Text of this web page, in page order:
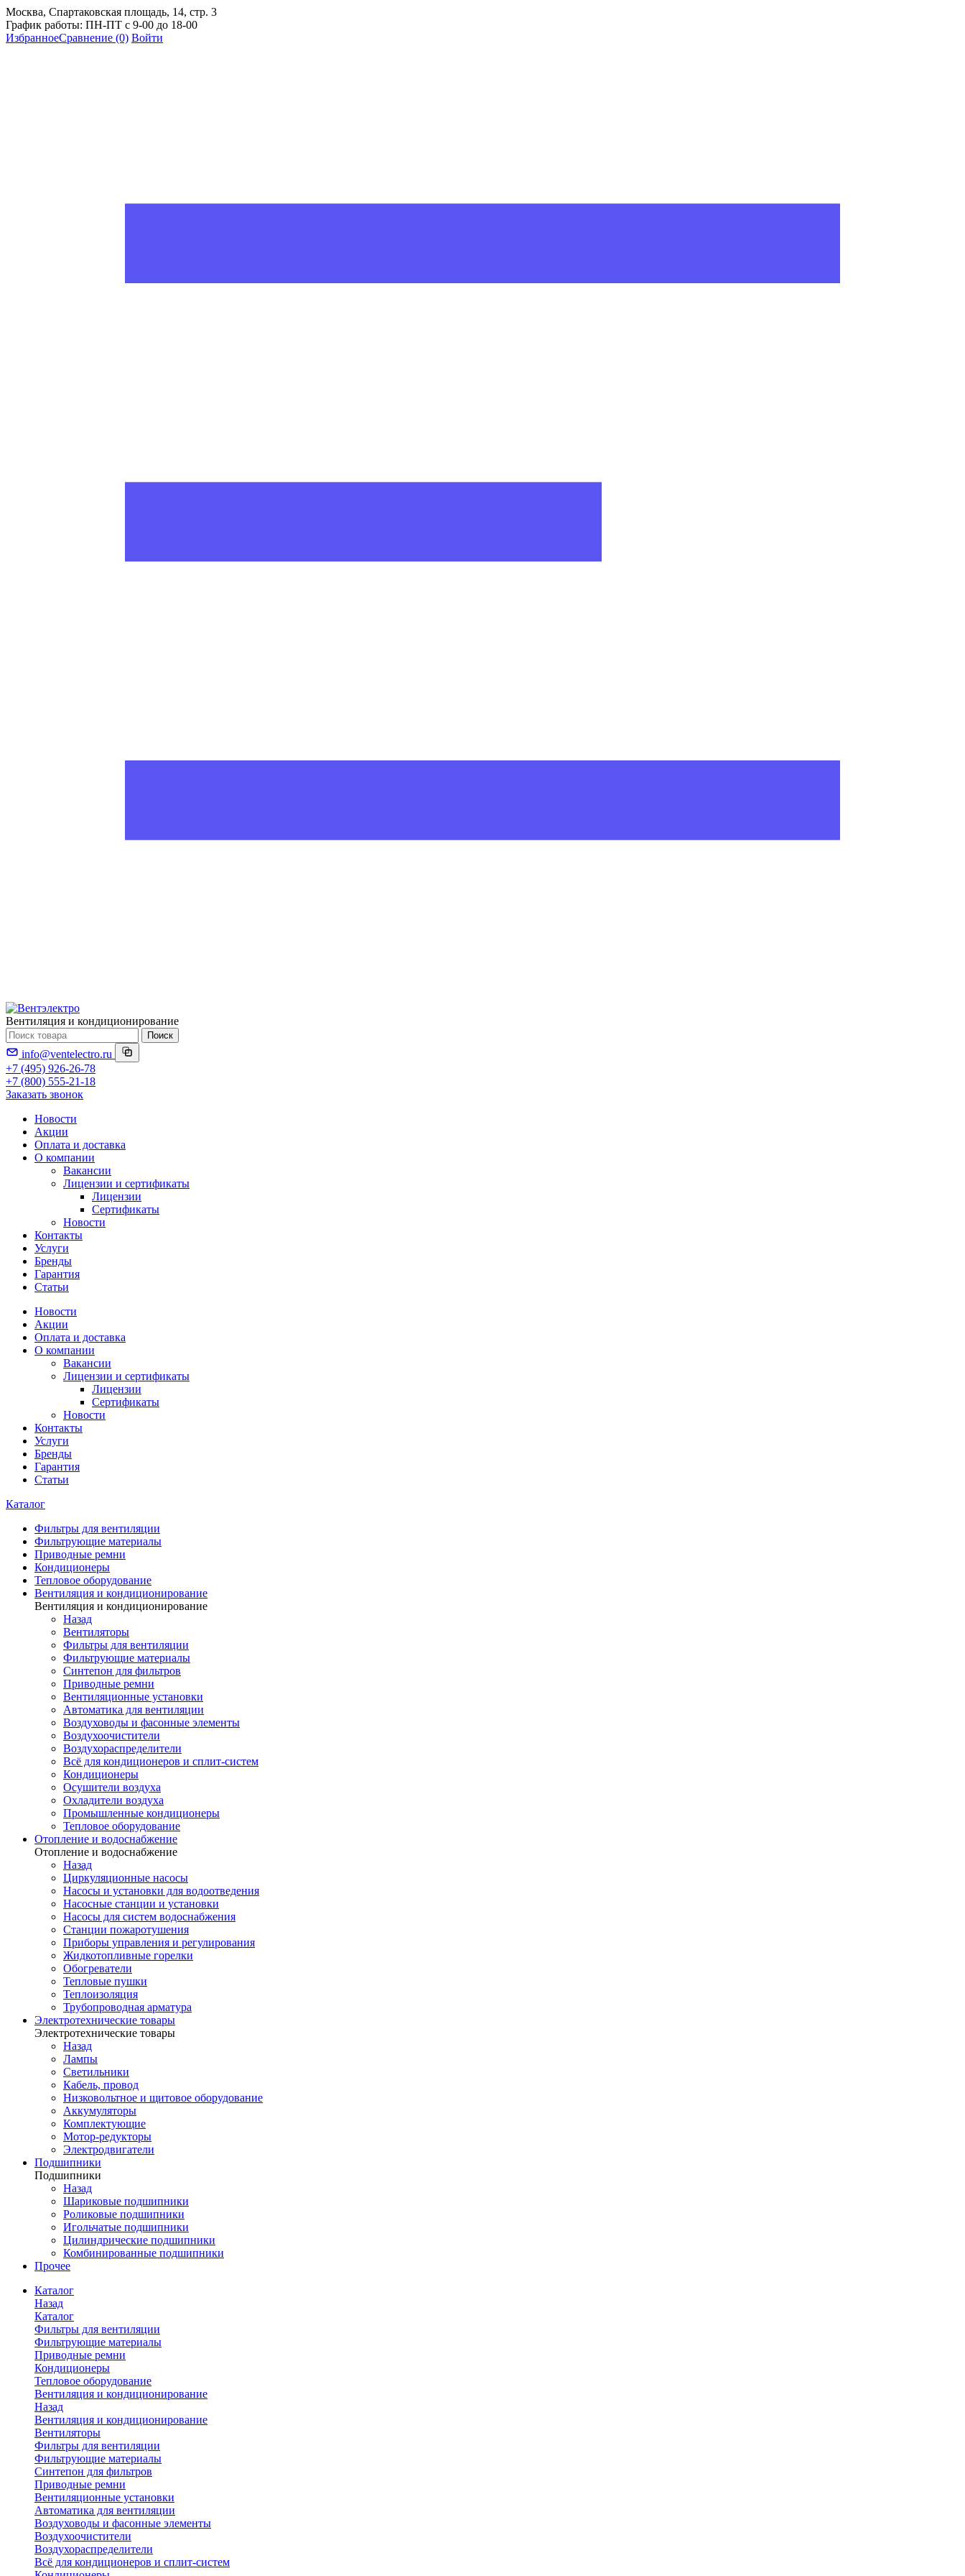
Москва, Спартаковская площадь, 14, стр. 3
График работы: ПН-ПТ с 9-00 до 18-00
ИзбранноеСравнение (0) Войти
Вентиляция и кондиционирование
Поиск
info@ventelectro.ru
+7 (495) 926-26-78
+7 (800) 555-21-18
Заказать звонок
Новости
Акции
Оплата и доставка
О компании
Вакансии
Лицензии и сертификаты
Лицензии
Сертификаты
Новости
Контакты
Услуги
Бренды
Гарантия
Статьи
Новости
Акции
Оплата и доставка
О компании
Вакансии
Лицензии и сертификаты
Лицензии
Сертификаты
Новости
Контакты
Услуги
Бренды
Гарантия
Статьи
Каталог
Фильтры для вентиляции
Фильтрующие материалы
Приводные ремни
Кондиционеры
Тепловое оборудование
Вентиляция и кондиционирование
Вентиляция и кондиционирование
Назад
Вентиляторы
Фильтры для вентиляции
Фильтрующие материалы
Синтепон для фильтров
Приводные ремни
Вентиляционные установки
Автоматика для вентиляции
Воздуховоды и фасонные элементы
Воздухоочистители
Воздухораспределители
Всё для кондиционеров и сплит-систем
Кондиционеры
Осушители воздуха
Охладители воздуха
Промышленные кондиционеры
Тепловое оборудование
Отопление и водоснабжение
Отопление и водоснабжение
Назад
Циркуляционные насосы
Насосы и установки для водоотведения
Насосные станции и установки
Насосы для систем водоснабжения
Станции пожаротушения
Приборы управления и регулирования
Жидкотопливные горелки
Обогреватели
Тепловые пушки
Теплоизоляция
Трубопроводная арматура
Электротехнические товары
Электротехнические товары
Назад
Лампы
Светильники
Кабель, провод
Низковольтное и щитовое оборудование
Аккумуляторы
Комплектующие
Мотор-редукторы
Электродвигатели
Подшипники
Подшипники
Назад
Шариковые подшипники
Роликовые подшипники
Игольчатые подшипники
Цилиндрические подшипники
Комбинированные подшипники
Прочее
Каталог
Назад
Каталог
Фильтры для вентиляции
Фильтрующие материалы
Приводные ремни
Кондиционеры
Тепловое оборудование
Вентиляция и кондиционирование
Назад
Вентиляция и кондиционирование
Вентиляторы
Фильтры для вентиляции
Фильтрующие материалы
Синтепон для фильтров
Приводные ремни
Вентиляционные установки
Автоматика для вентиляции
Воздуховоды и фасонные элементы
Воздухоочистители
Воздухораспределители
Всё для кондиционеров и сплит-систем